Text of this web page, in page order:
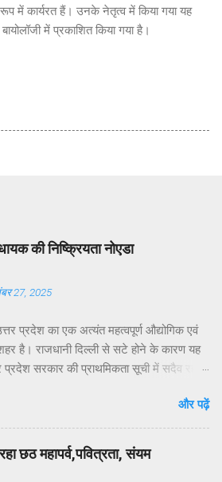
में कार्यरत हैं। उनके नेतृत्व में किया गया यह
में प्रकाशित किया गया है।
की निष्क्रियता नोएडा
27, 2025
प्रदेश का एक अत्यंत महत्वपूर्ण औद्योगिक एवं
है। राजधानी दिल्ली से सटे होने के कारण यह
प्रदेश सरकार की प्राथमिकता सूची में सदैव रहा
में नोएडा, ग्रेटर नोएडा और यमुना एक्सप्रेसवे क्षेत्रों
दौरा किया है।परंतु, यह अत्यंत खेदजनक है कि
डॉ. महेश शर्मा एवं विधायक श्री पंकज सिंह
में अपेक्षित सक्रियता नहीं दिखा रहे हैं।
और पढ़ें
छठ महापर्व,पवित्रता, संयम